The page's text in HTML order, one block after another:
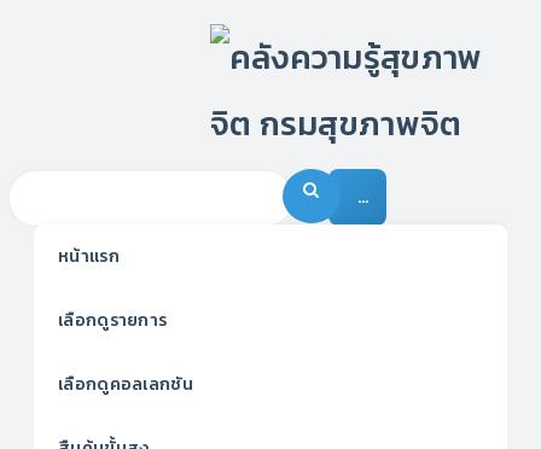
…
หน้าแรก
เลือกดูรายการ
เลือกดูคอลเลกชัน